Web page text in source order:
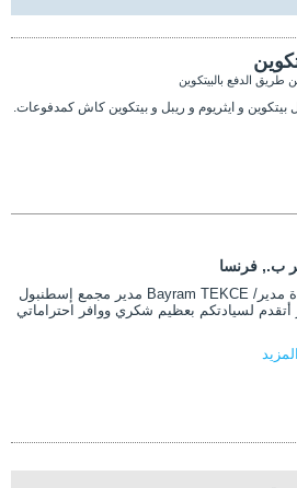
الدفع بالبيتكوين
بيتكوين و ايثريوم و ريبل و بيتكوين كاش كمدفوعات.
ب., فرنسا
سعادة مدير/ Bayram TEKCE مدير مجمع إسطنبول
أتقدم لسيادتكم بعظيم شكري ووافر احتراماتي